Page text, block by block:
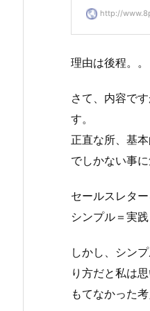
http://
理由は後程。。
さて、内容で
す。
正直な所、基
でしかない事
セールスレタ
シンプル＝実
しかし、シン
り方だと私は思
もてなかった